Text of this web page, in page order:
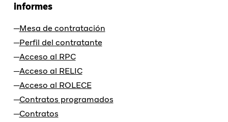
informes
Mesa de contratación
Perfil del contratante
Acceso al RPC
Acceso al RELIC
Acceso al ROLECE
Contratos programados
Contratos